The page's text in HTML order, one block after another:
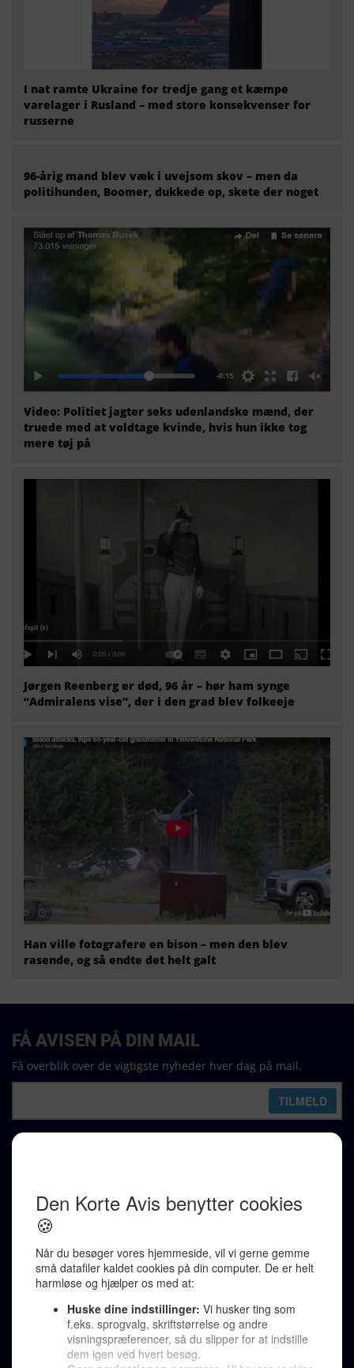
I nat ramte Ukraine for tredje gang et kæmpe
varelager i Rusland – med store konsekvenser for
russerne
96-årig mand blev væk i uvejsom skov – men da
politihunden, Boomer, dukkede op, skete der noget
Video: Politiet jagter seks udenlandske mænd, der
truede med at voldtage kvinde, hvis hun ikke tog
mere tøj på
Jørgen Reenberg er død, 96 år – hør ham synge
“Admiralens vise”, der i den grad blev folkeeje
Han ville fotografere en bison – men den blev
rasende, og så endte det helt galt
Karen Jespersen
Redaktionen kontaktes via mail til
redaktion@denkorteavis.dk
Telefonsvarer 20 30 10 96
Von Ostensgade 22, 2791 Dragør
LINKS
Tidligere aviser >
FÅ AVISEN PÅ DIN MAIL
Få overblik over de vigtigste nyheder hver dag på mail.